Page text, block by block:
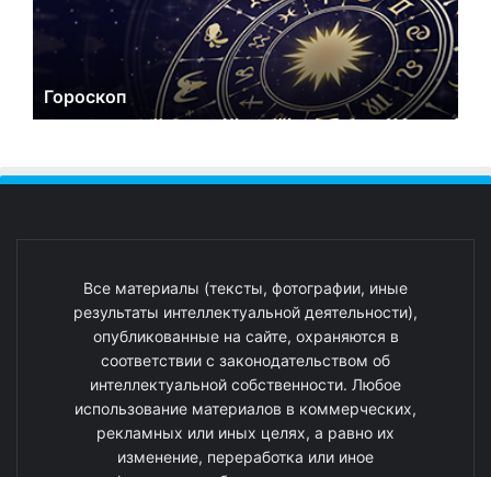
Гороскоп
Все материалы (тексты, фотографии, иные
результаты интеллектуальной деятельности),
опубликованные на сайте, охраняются в
соответствии с законодательством об
интеллектуальной собственности. Любое
использование материалов в коммерческих,
рекламных или иных целях, а равно их
изменение, переработка или иное